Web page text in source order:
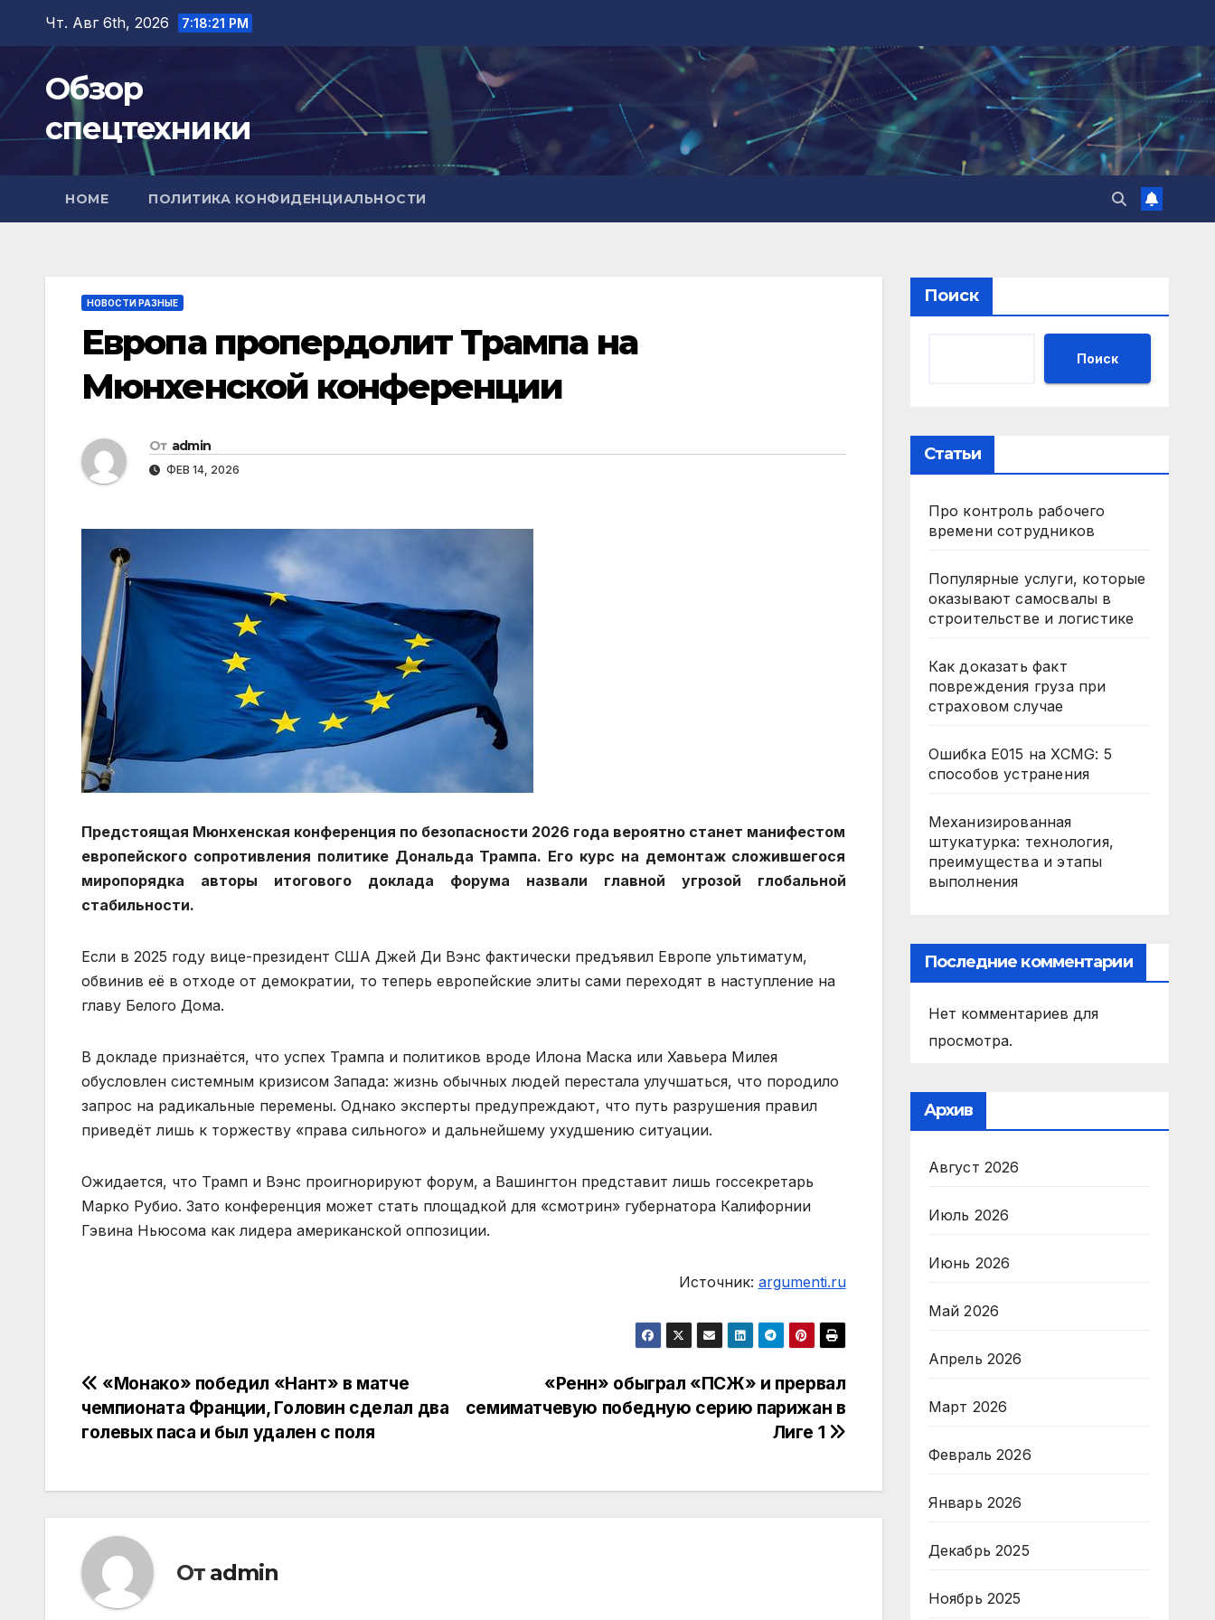
Перейти
содержимому
Чт. Авг 6th, 2026 7:18:22 PM
Обзор
спецтехники
HOME ПОЛИТИКА КОНФИДЕНЦИАЛЬНОСТИ
НОВОСТИ РАЗНЫЕ
Европа пропердолит Трампа на
Мюнхенской конференции
От admin
ФЕВ 14, 2026
Предстоящая Мюнхенская конференция по безопасности 2026 года вероятно станет манифестом
европейского сопротивления политике Дональда Трампа. Его курс на демонтаж сложившегося
миропорядка авторы итогового доклада форума назвали главной угрозой глобальной
стабильности.
Если в 2025 году вице-президент США Джей Ди Вэнс фактически предъявил Европе ультиматум,
обвинив её в отходе от демократии, то теперь европейские элиты сами переходят в наступление на
главу Белого Дома.
В докладе признаётся, что успех Трампа и политиков вроде Илона Маска или Хавьера Милея
обусловлен системным кризисом Запада: жизнь обычных людей перестала улучшаться, что породило
запрос на радикальные перемены. Однако эксперты предупреждают, что путь разрушения правил
приведёт лишь к торжеству «права сильного» и дальнейшему ухудшению ситуации.
Ожидается, что Трамп и Вэнс проигнорируют форум, а Вашингтон представит лишь госсекретарь
Марко Рубио. Зато конференция может стать площадкой для «смотрин» губернатора Калифорнии
Гэвина Ньюсома как лидера американской оппозиции.
Источник: argumenti.ru
Навигация
по
«Ренн» обыграл «ПСЖ» и прервал
семиматчевую победную серию парижан в
Лиге 1
«Монако» победил «Нант» в матче
чемпионата Франции, Головин сделал два
голевых паса и был удален с поля
От admin
Поиск
Поиск
Статьи
Про контроль рабочего
времени сотрудников
Популярные услуги, которые
оказывают самосвалы в
строительстве и логистике
Как доказать факт
повреждения груза при
страховом случае
Ошибка E015 на XCMG: 5
способов устранения
Механизированная
штукатурка: технология,
преимущества и этапы
выполнения
Последние комментарии
Нет комментариев для
просмотра.
Архив
Август 2026
Июль 2026
Июнь 2026
Май 2026
Апрель 2026
Март 2026
Февраль 2026
Январь 2026
Декабрь 2025
Ноябрь 2025